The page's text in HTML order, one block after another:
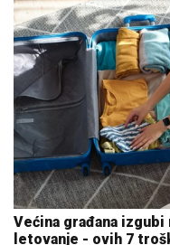
Većina građana
letovanje - ovih 7